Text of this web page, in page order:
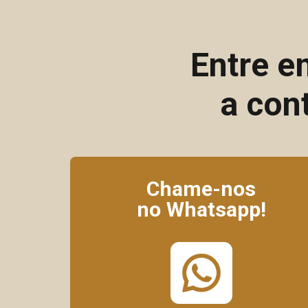
Entre
a
Chame-nos
no Whatsapp!